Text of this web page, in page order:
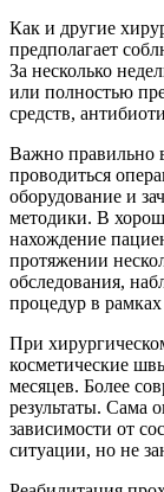
Как и другие
предполагает
За несколько
или полностью
средств,
Важно правильно
проводиться
оборудование и
методики. В
нахождение
протяжении
обследования,
процедур в
При
косметические
месяцев. Более
результаты. Сама
зависимости от
ситуации, но не